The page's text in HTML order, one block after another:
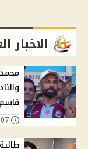
الاخبار